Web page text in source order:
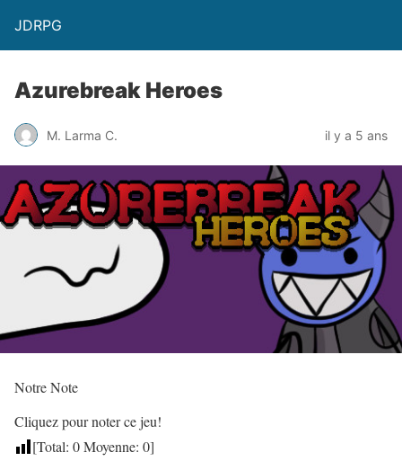
JDRPG
Azurebreak Heroes
M. Larma C. il y a 5 ans
Notre Note
Cliquez pour noter ce jeu!
[Total: 0Moyenne: 0]